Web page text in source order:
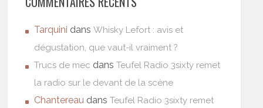
Tarquini dansWhisky Lefort : avis et
dégustation, que vaut-il vraiment ?
Trucs de mec dansTeufel Radio 3sixty remet
la radio sur le devant de la scène
Chantereau dansTeufel Radio 3sixty remet